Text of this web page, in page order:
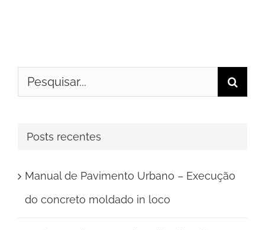
Buscar
Posts recentes
Manual de Pavimento Urbano – Execução
do concreto moldado in loco